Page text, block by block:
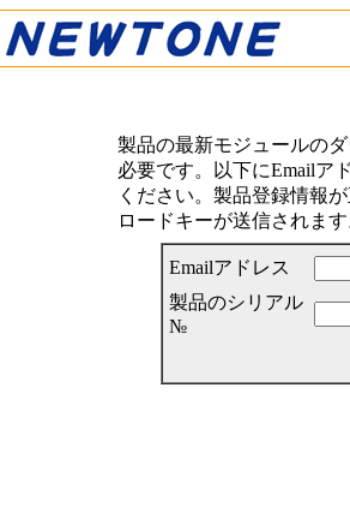
製品の最新モジュールの
必要です。以下にEmailア
ください。製品登録情報
ロードキーが送信されま
Emailアドレス
製品のシリアル
№